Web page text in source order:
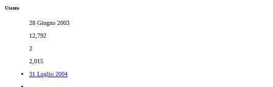
Utente
28 Giugno 2003
12,792
2
2,015
31 Luglio 2004